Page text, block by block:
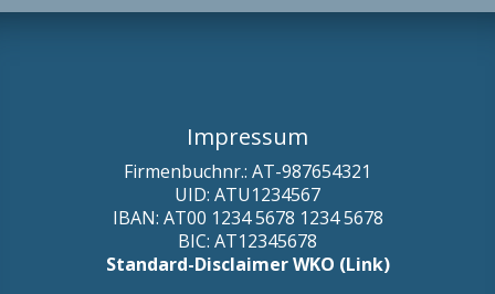
Impressum
Firmenbuchnr.: AT-987654321
UID: ATU1234567
IBAN: AT00 1234 5678 1234 5678
BIC: AT12345678
Standard-Disclaimer WKO (Link)